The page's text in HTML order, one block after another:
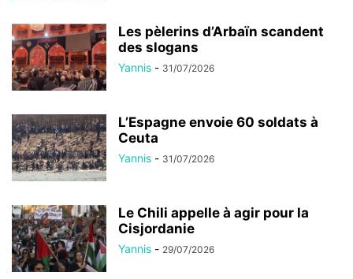
Les pèlerins d’Arbaïn scandent
des slogans
Yannis - 31/07/2026
L’Espagne envoie 60 soldats à
Ceuta
Yannis - 31/07/2026
Le Chili appelle à agir pour la
Cisjordanie
Yannis - 29/07/2026